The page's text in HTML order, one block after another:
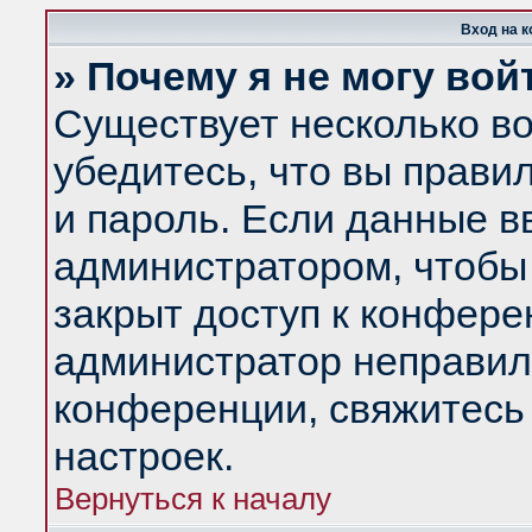
Вход на
» Почему я не могу
Существует несколько
убедитесь, что вы
и пароль. Если данные
администратором,
закрыт доступ к
администратор
конференции,
настроек.
Вернуться к началу